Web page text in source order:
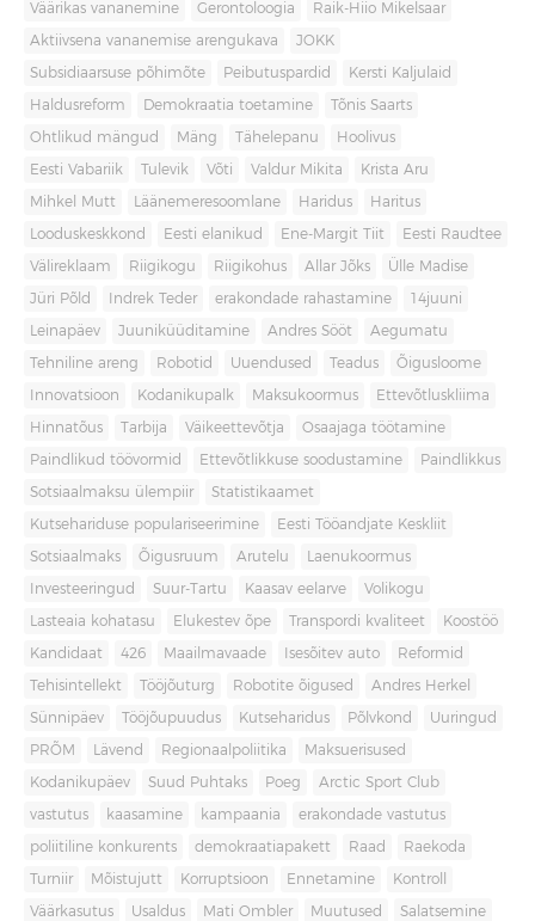
Väärikas vananemine Gerontoloogia Raik-Hiio Mikelsaar
Aktiivsena vananemise arengukava JOKK
Subsidiaarsuse põhimõte Peibutuspardid Kersti Kaljulaid
Haldusreform Demokraatia toetamine Tõnis Saarts
Ohtlikud mängud Mäng Tähelepanu Hoolivus
Eesti Vabariik Tulevik Võti Valdur Mikita Krista Aru
Mihkel Mutt Läänemeresoomlane Haridus Haritus
Looduskeskkond Eesti elanikud Ene-Margit Tiit Eesti Raudtee
Välireklaam Riigikogu Riigikohus Allar Jõks Ülle Madise
Jüri Põld Indrek Teder erakondade rahastamine 14juuni
Leinapäev Juuniküüditamine Andres Sööt Aegumatu
Tehniline areng Robotid Uuendused Teadus Õigusloome
Innovatsioon Kodanikupalk Maksukoormus Ettevõtluskliima
Hinnatõus Tarbija Väikeettevõtja Osaajaga töötamine
Paindlikud töövormid Ettevõtlikkuse soodustamine Paindlikkus
Sotsiaalmaksu ülempiir Statistikaamet
Kutsehariduse populariseerimine Eesti Tööandjate Keskliit
Sotsiaalmaks Õigusruum Arutelu Laenukoormus
Investeeringud Suur-Tartu Kaasav eelarve Volikogu
Lasteaia kohatasu Elukestev õpe Transpordi kvaliteet Koostöö
Kandidaat 426 Maailmavaade Isesõitev auto Reformid
Tehisintellekt Tööjõuturg Robotite õigused Andres Herkel
Sünnipäev Tööjõupuudus Kutseharidus Põlvkond Uuringud
PRÕM Lävend Regionaalpoliitika Maksuerisused
Kodanikupäev Suud Puhtaks Poeg Arctic Sport Club
vastutus kaasamine kampaania erakondade vastutus
poliitiline konkurents demokraatiapakett Raad Raekoda
Turniir Mõistujutt Korruptsioon Ennetamine Kontroll
Väärkasutus Usaldus Mati Ombler Muutused Salatsemine